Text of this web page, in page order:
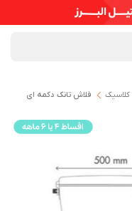
کلاسیک فلاش تانک دکمه ای